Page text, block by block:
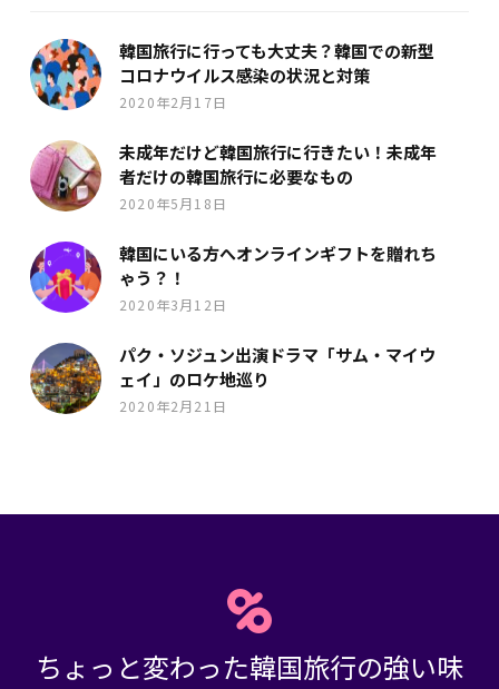
韓国旅行に行っても大丈夫？韓国での新型
コロナウイルス感染の状況と対策
2020年2月17日
未成年だけど韓国旅行に行きたい！未成年
者だけの韓国旅行に必要なもの
2020年5月18日
韓国にいる方へオンラインギフトを贈れち
ゃう？！
2020年3月12日
パク・ソジュン出演ドラマ「サム・マイウ
ェイ」のロケ地巡り
2020年2月21日
ちょっと変わった韓国旅行の強い味